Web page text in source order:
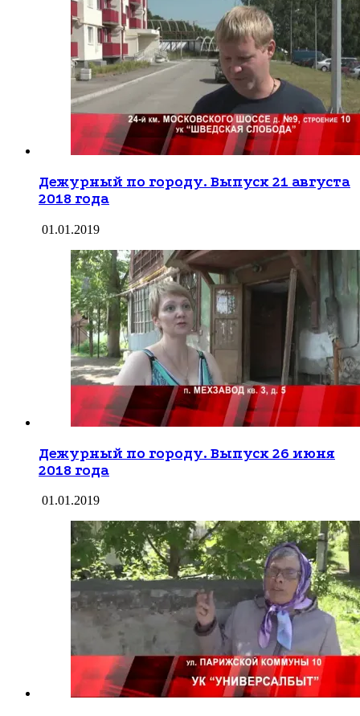
Дежурный по городу. Выпуск 21 августа
2018 года
01.01.2019
Дежурный по городу. Выпуск 26 июня
2018 года
01.01.2019